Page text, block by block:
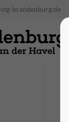
brandenburg.de